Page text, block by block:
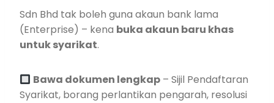
Sdn Bhd tak boleh guna akaun bank lama
(Enterprise) – kena buka akaun baru khas
untuk syarikat.
Bawa dokumen lengkap – Sijil Pendaftaran
Syarikat, borang perlantikan pengarah, resolusi